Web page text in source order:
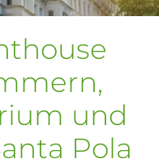
und
Pola